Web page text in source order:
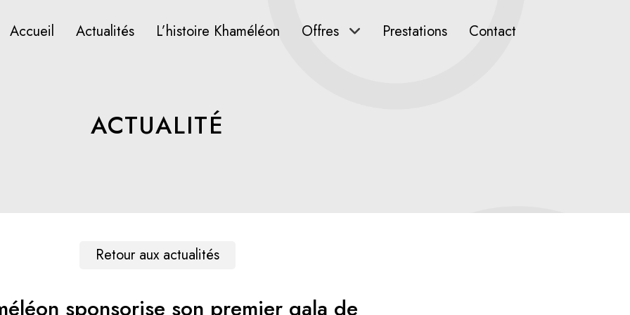
Accueil Actualités L’histoire Khaméléon Offres Prestations Contact
ACTUALITÉ
Retour aux actualités
sponsorise son premier gala de